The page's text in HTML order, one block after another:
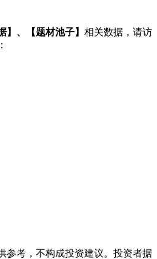
】、【题材池子】 相关数据，请访
参考，不构成投资建议。投资者据